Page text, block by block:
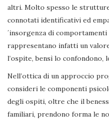
altri. Molto spesso le
connotati identificativi ed
´insorgenza di
rappresentano infatti un
l’ospite, bensì lo confondono,
Nell’ottica di un approccio
consideri le componenti
degli ospiti, oltre che il
familiari, prendono forma le